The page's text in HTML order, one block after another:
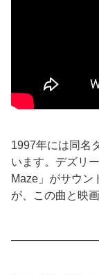
1997年には同名
います。デズリ
Maze」がサウン
が、この曲と映